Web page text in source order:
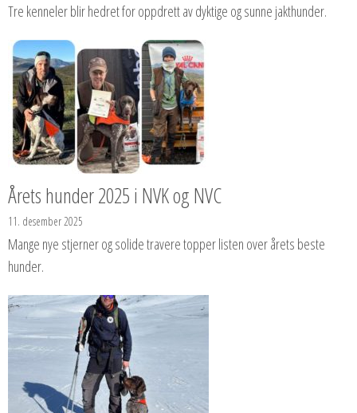
Tre kenneler blir hedret for oppdrett av dyktige og sunne jakthunder.
Årets hunder 2025 i NVK og NVC
11. desember 2025
Mange nye stjerner og solide travere topper listen over årets beste
hunder.